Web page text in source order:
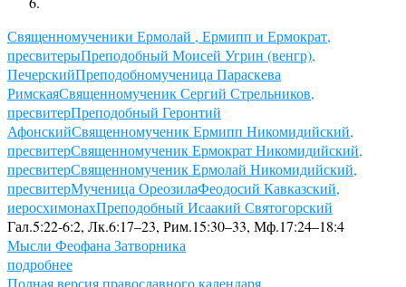
Священномученики Ермолай , Ермипп и Ермократ,
пресвитерыПреподобный Моисей Угрин (венгр),
ПечерскийПреподобномученица Параскева
РимскаяСвященномученик Сергий Стрельников,
пресвитерПреподобный Геронтий
АфонскийСвященномученик Ермипп Никомидийский,
пресвитерСвященномученик Ермократ Никомидийский,
пресвитерСвященномученик Ермолай Никомидийский,
пресвитерМученица ОреозилаФеодосий Кавказский,
иеросхимонахПреподобный Исаакий Святогорский
Гал.5:22-6:2, Лк.6:17–23, Рим.15:30–33, Мф.17:24–18:4
Мысли Феофана Затворника
подробнее
Полная версия православного календаря